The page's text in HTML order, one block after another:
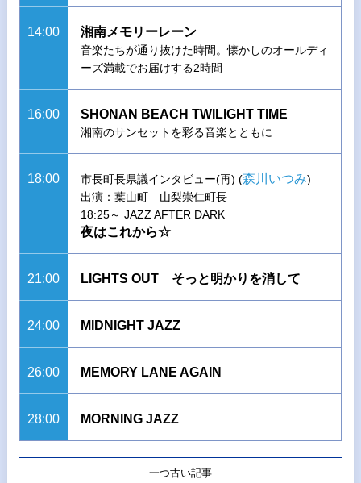
14:00 湘南メモリーレーン
音楽たちが通り抜けた時間。懐かしのオールディ
ーズ満載でお届けする2時間
16:00 SHONAN BEACH TWILIGHT TIME
湘南のサンセットを彩る音楽とともに
18:00 市長町長県議インタビュー(再) (森川いつみ)
出演：葉山町 山梨崇仁町長
18:25～ JAZZ AFTER DARK
夜はこれから☆
21:00 LIGHTS OUT そっと明かりを消して
24:00 MIDNIGHT JAZZ
26:00 MEMORY LANE AGAIN
28:00 MORNING JAZZ
一つ古い記事